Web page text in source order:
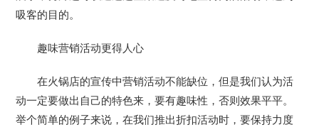
吸客的目的。
趣味营销活动更得人心
在火锅店的宣传中营销活动不能缺位，但是我们认为活
动一定要做出自己的特色来，要有趣味性，否则效果平平。
举个简单的例子来说，在我们推出折扣活动时，要保持力度